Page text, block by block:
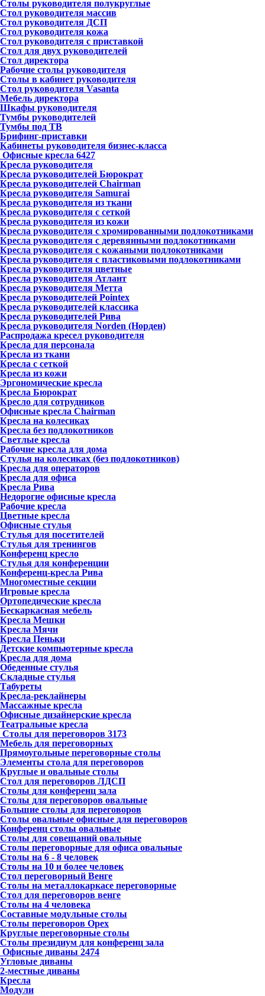
Столы руководителя полукруглые
Стол руководителя массив
Стол руководителя ДСП
Стол руководителя кожа
Стол руководителя с приставкой
Стол для двух руководителей
Стол директора
Рабочие столы руководителя
Столы в кабинет руководителя
Стол руководителя Vasanta
Мебель директора
Шкафы руководителя
Тумбы руководителей
Тумбы под ТВ
Брифинг-приставки
Кабинеты руководителя бизнес-класса
Офисные кресла 6427
Кресла руководителя
Кресла руководителей Бюрократ
Кресла руководителей Chairman
Кресла руководителя Samurai
Кресла руководителя из ткани
Кресла руководителя с сеткой
Кресла руководителя из кожи
Кресла руководителя с хромированными подлокотниками
Кресла руководителя с деревянными подлокотниками
Кресла руководителя с кожаными подлокотниками
Кресла руководителя с пластиковыми подлокотниками
Кресла руководителя цветные
Кресла руководителя Атлант
Кресла рyководителя Метта
Кресла руководителей Pointex
Кресла руководителей классика
Кресла руководителей Рива
Кресла руководителя Norden (Норден)
Распродажа кресел руководителя
Кресла для персонала
Кресла из ткани
Кресла с сеткой
Кресла из кожи
Эргономические кресла
Кресла Бюрократ
Кресло для сотрудников
Офисные кресла Chairman
Кресла на колесиках
Кресла без подлокотников
Светлые кресла
Рабочие кресла для дома
Стулья на колесиках (без подлокотников)
Кресла для операторов
Кресла для офиса
Кресла Рива
Недорогие офисные кресла
Рабочие кресла
Цветные кресла
Офисные стулья
Стулья для посетителей
Стулья для тренингов
Конференц кресло
Стулья для конференции
Конференц-кресла Рива
Многоместные секции
Игровые кресла
Ортопедические кресла
Бескаркасная мебель
Кресла Мешки
Кресла Мячи
Кресла Пеньки
Детские компьютерные кресла
Кресла для дома
Обеденные стулья
Складные стулья
Табуреты
Кресла-реклайнеры
Массажные кресла
Офисные дизайнерские кресла
Театральные кресла
Столы для переговоров 3173
Мебель для переговорных
Прямоугольные переговорные столы
Элементы стола для переговоров
Круглые и овальные столы
Стол для переговоров ЛДСП
Столы для конференц зала
Столы для переговоров овальные
Большие столы для переговоров
Столы овальные офисные для переговоров
Конференц столы овальные
Столы для совещаний овальные
Столы переговорные для офиса овальные
Столы на 6 - 8 человек
Столы на 10 и более человек
Стол переговорный Венге
Столы на металлокаркасе переговорные
Стол для переговоров венге
Столы на 4 человека
Составные модульные столы
Столы переговоров Орех
Круглые переговорные столы
Столы президиум для конференц зала
Офисные диваны 2474
Угловые диваны
2-местные диваны
Кресла
Модули